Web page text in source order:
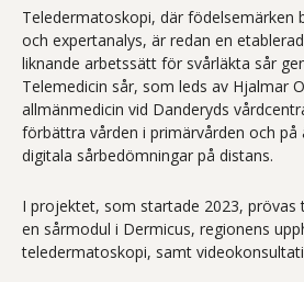
Teledermatoskopi, där födelsemärken
och expertanalys, är redan en
liknande arbetssätt för svårläkta sår
Telemedicin sår, som leds av Hjalmar
allmänmedicin vid Danderyds
förbättra vården i primärvården och på
digitala sårbedömningar på distans.
I projektet, som startade 2023, prövas
en sårmodul i Dermicus, regionens
teledermatoskopi, samt